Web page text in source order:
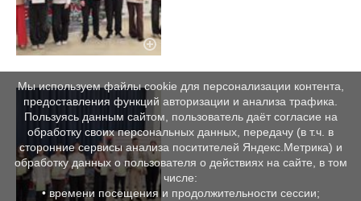
Мы используем файлы cookie для персонализации контента,
предоставления функций авторизации и анализа трафика.
Пользуясь данным сайтом, пользователь даёт согласие на
обработку своих персональных данных, передачу (в т.ч. в
сторонние сервисы анализа поситителей Яндекс.Метрика) и
обработку данных о пользователя о действиях на сайте, в том
числе:
• времени посещения и продолжительности сессии;